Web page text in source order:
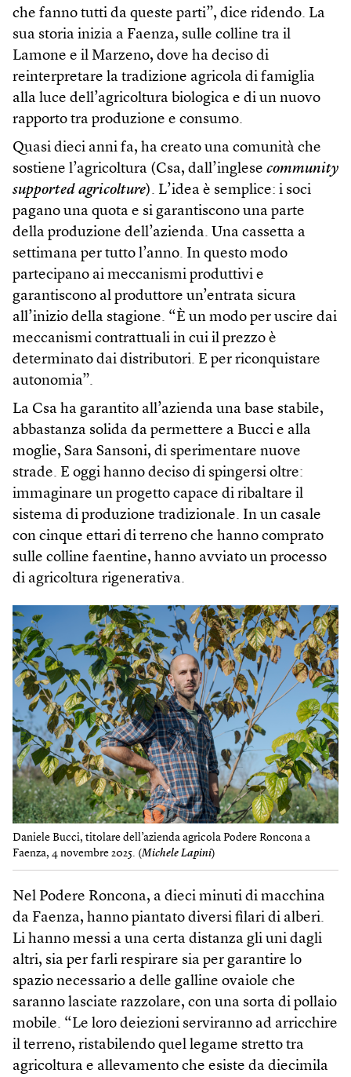
che fanno tutti da queste parti”, dice ridendo. La
sua storia inizia a Faenza, sulle colline tra il
Lamone e il Marzeno, dove ha deciso di
reinterpretare la tradizione agricola di famiglia
alla luce dell’agricoltura biologica e di un nuovo
rapporto tra produzione e consumo.
Quasi dieci anni fa, ha creato una comunità che
sostiene l’agricoltura (Csa, dall’inglese community
supported agricolture). L’idea è semplice: i soci
pagano una quota e si garantiscono una parte
della produzione dell’azienda. Una cassetta a
settimana per tutto l’anno. In questo modo
partecipano ai meccanismi produttivi e
garantiscono al produttore un’entrata sicura
all’inizio della stagione. “È un modo per uscire dai
meccanismi contrattuali in cui il prezzo è
determinato dai distributori. E per riconquistare
autonomia”.
La Csa ha garantito all’azienda una base stabile,
abbastanza solida da permettere a Bucci e alla
moglie, Sara Sansoni, di sperimentare nuove
strade. E oggi hanno deciso di spingersi oltre:
immaginare un progetto capace di ribaltare il
sistema di produzione tradizionale. In un casale
con cinque ettari di terreno che hanno comprato
sulle colline faentine, hanno avviato un processo
di agricoltura rigenerativa.
Daniele Bucci, titolare dell’azienda agricola Podere Roncona a
Faenza, 4 novembre 2025. (Michele Lapini)
Nel Podere Roncona, a dieci minuti di macchina
da Faenza, hanno piantato diversi filari di alberi.
Li hanno messi a una certa distanza gli uni dagli
altri, sia per farli respirare sia per garantire lo
spazio necessario a delle galline ovaiole che
saranno lasciate razzolare, con una sorta di pollaio
mobile. “Le loro deiezioni serviranno ad arricchire
il terreno, ristabilendo quel legame stretto tra
agricoltura e allevamento che esiste da diecimila